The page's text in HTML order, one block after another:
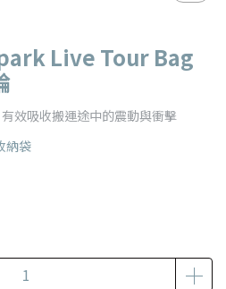
Live Tour Bag
效吸收搬運途中的震動與衝擊
納袋